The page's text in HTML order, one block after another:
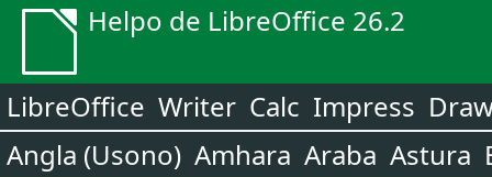
Helpo de LibreOffice 26.2
LibreOffice Writer Calc Impress
Angla (Usono) Amhara Araba Astura